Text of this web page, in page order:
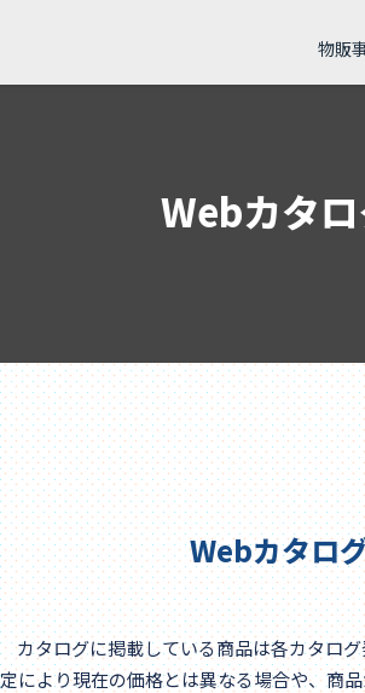
物販
Webカタ
Webカタロ
カタログに掲載している商品は各カタロ
により現在の価格とは異なる場合や、商